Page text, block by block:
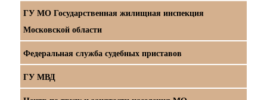
ГУ МО Государственная жилищная инспекция
Московской области
Федеральная служба судебных приставов
ГУ МВД